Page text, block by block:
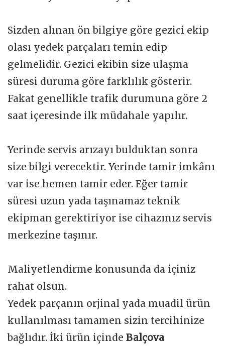
Sizden alınan ön bilgiye göre gezici ekip
olası yedek parçaları temin edip
gelmelidir. Gezici ekibin size ulaşma
süresi duruma göre farklılık gösterir.
Fakat genellikle trafik durumuna göre 2
saat içeresinde ilk müdahale yapılır.
Yerinde servis arızayı bulduktan sonra
size bilgi verecektir. Yerinde tamir imkânı
var ise hemen tamir eder. Eğer tamir
süresi uzun yada taşınamaz teknik
ekipman gerektiriyor ise cihazınız servis
merkezine taşınır.
Maliyetlendirme konusunda da içiniz
rahat olsun.
Yedek parçanın orjinal yada muadil ürün
kullanılması tamamen sizin tercihinize
bağlıdır. İki ürün içinde Balçova